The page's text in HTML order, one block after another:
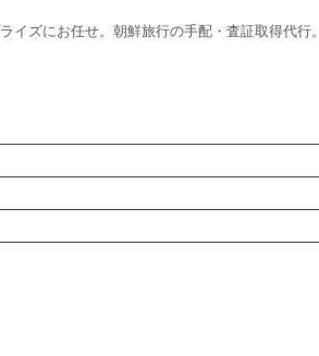
ズにお任せ。朝鮮旅行の手配・査証取得代行。